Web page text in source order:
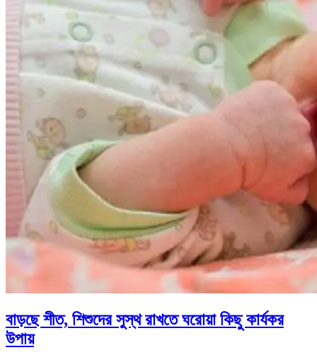
বাড়ছে শীত, শিশুদের সুস্থ রাখতে ঘরোয়া কিছু কার্যকর
উপায়